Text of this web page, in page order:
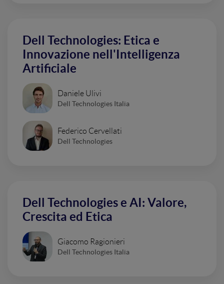
Dell Technologies: Etica e
Innovazione nell'Intelligenza
Artificiale
Daniele Ulivi
Dell Technologies Italia
Federico Cervellati
Dell Technologies
Dell Technologies e AI: Valore,
Crescita ed Etica
Giacomo Ragionieri
Dell Technologies Italia